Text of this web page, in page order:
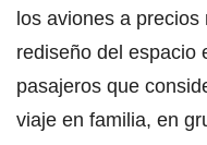
los aviones a
rediseño del espacio
pasajeros que
viaje en familia, en